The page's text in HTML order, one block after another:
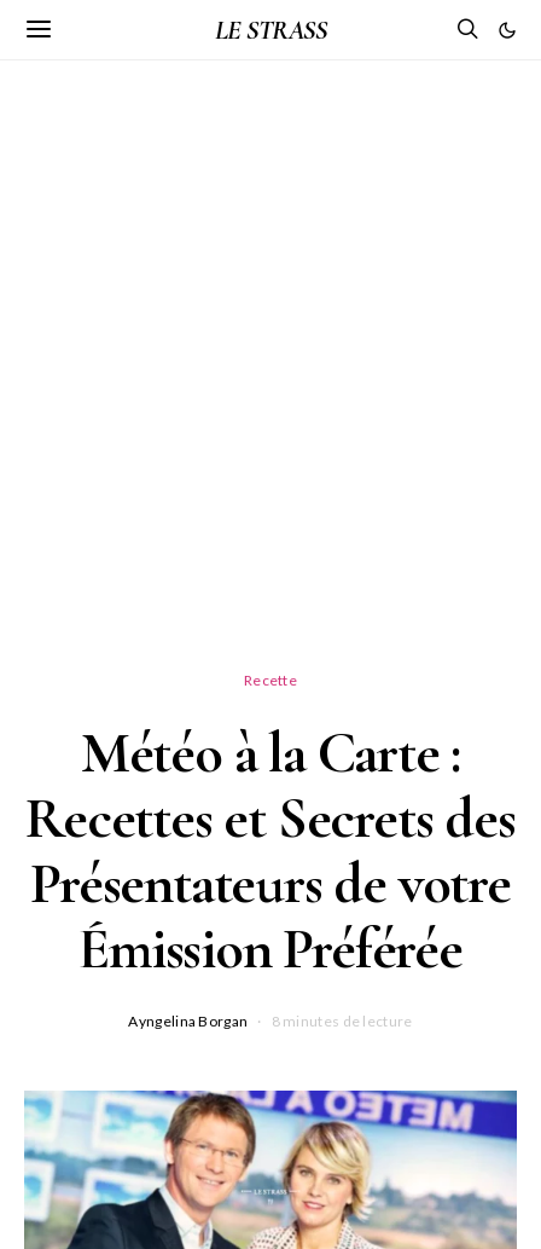
LE STRASS
Recette
Météo à la Carte :
Recettes et Secrets des
Présentateurs de votre
Émission Préférée
Ayngelina Borgan 8 minutes de lecture